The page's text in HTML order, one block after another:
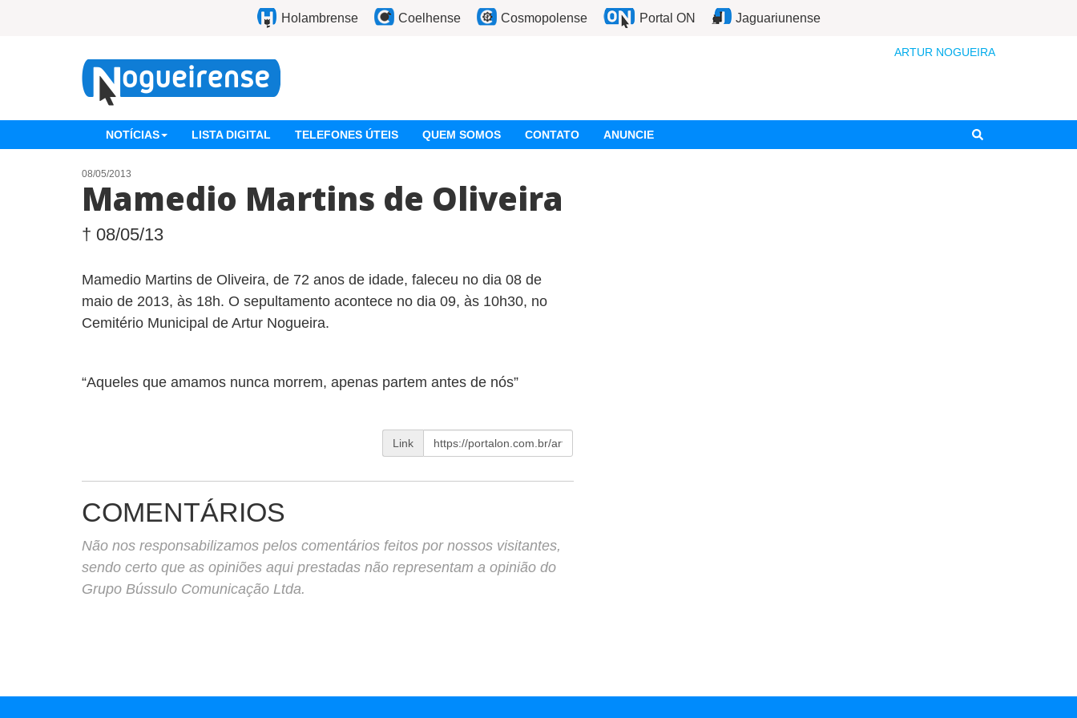
Holambrense Coelhense Cosmopolense Portal ON Jaguariunense
ARTUR NOGUEIRA
NOTÍCIAS LISTA DIGITAL TELEFONES ÚTEIS QUEM SOMOS CONTATO ANUNCIE
08/05/2013
Mamedio Martins de Oliveira
† 08/05/13
Mamedio Martins de Oliveira, de 72 anos de idade, faleceu no dia 08 de
maio de 2013, às 18h. O sepultamento acontece no dia 09, às 10h30, no
Cemitério Municipal de Artur Nogueira.
“Aqueles que amamos nunca morrem, apenas partem antes de nós”
Link
COMENTÁRIOS
Não nos responsabilizamos pelos comentários feitos por nossos visitantes,
sendo certo que as opiniões aqui prestadas não representam a opinião do
Grupo Bússulo Comunicação Ltda.